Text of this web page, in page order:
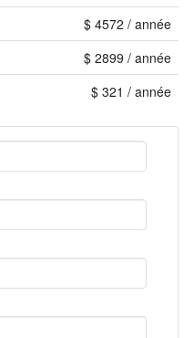
$ 4572 / année
$ 2899 / année
$ 321 / année